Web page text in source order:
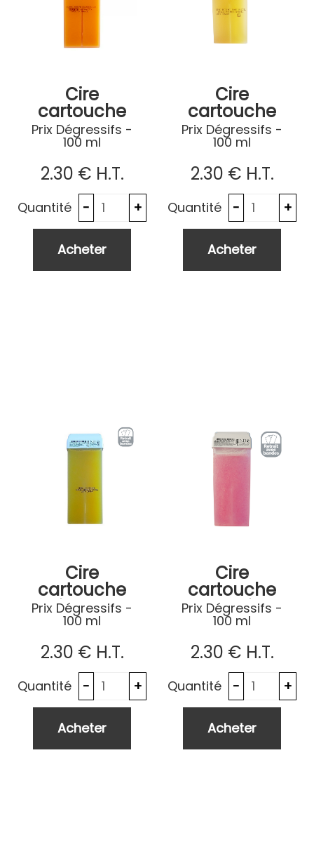
Cire
cartouche
Calendula
Prix Dégressifs -
100 ml
2.30 € H.T.
Quantité
Cire
cartouche
blonde
parfum miel
Prix Dégressifs -
100 ml
2.30 € H.T.
Quantité
Cire
cartouche
Bio 100%
naturelle
Prix Dégressifs -
100 ml
2.30 € H.T.
Quantité
Cire
cartouche
Jasmin
Pivoine
Prix Dégressifs -
100 ml
2.30 € H.T.
Quantité